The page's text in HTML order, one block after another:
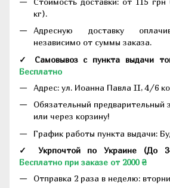
кг).
Адресную доставку
независимо от суммы заказа.
✓ Самовывоз с пункта выдачи
Бесплатно
Адрес: ул. Иоанна Павла II, 4/6
Обязательный предварительный
или через корзину!
График работы пункта выдачи:
✓ Укрпочтой по Украине (До
Бесплатно при заказе от 2000 ₴
Отправка 2 раза в неделю: